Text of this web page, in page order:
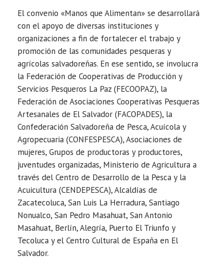
El convenio «Manos que Alimentan» se desarrollará
con el apoyo de diversas instituciones y
organizaciones a fin de fortalecer el trabajo y
promoción de las comunidades pesqueras y
agrícolas salvadoreñas. En ese sentido, se involucra
la Federación de Cooperativas de Producción y
Servicios Pesqueros La Paz (FECOOPAZ), la
Federación de Asociaciones Cooperativas Pesqueras
Artesanales de El Salvador (FACOPADES), la
Confederación Salvadoreña de Pesca, Acuícola y
Agropecuaria (CONFESPESCA), Asociaciones de
mujeres, Grupos de productoras y productores,
juventudes organizadas, Ministerio de Agricultura a
través del Centro de Desarrollo de la Pesca y la
Acuicultura (CENDEPESCA), Alcaldías de
Zacatecoluca, San Luis La Herradura, Santiago
Nonualco, San Pedro Masahuat, San Antonio
Masahuat, Berlín, Alegría, Puerto El Triunfo y
Tecoluca y el Centro Cultural de España en El
Salvador.